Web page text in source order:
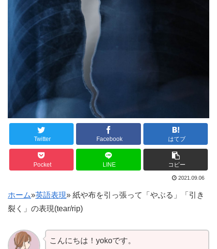
Twitter Facebook はてブ
Pocket LINE コピー
2021.09.06
ホーム»英語表現» 紙や布を引っ張って「やぶる」「引き
裂く」の表現(tear/rip)
こんにちは！yokoです。